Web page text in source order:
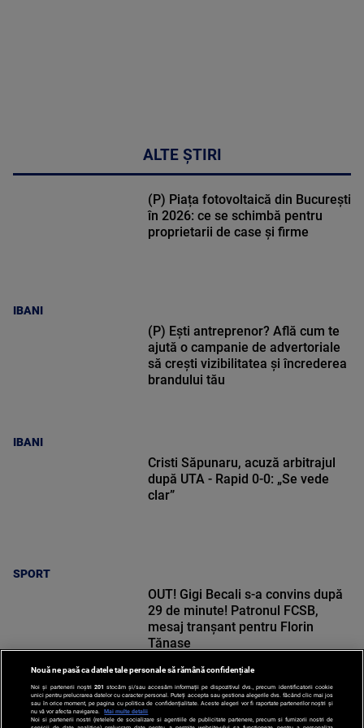
ALTE ȘTIRI
IBANI
(P) Piața fotovoltaică din București
în 2026: ce se schimbă pentru
proprietarii de case și firme
IBANI
(P) Ești antreprenor? Află cum te
ajută o campanie de advertoriale
să crești vizibilitatea și încrederea
brandului tău
SPORT
Cristi Săpunaru, acuză arbitrajul
după UTA - Rapid 0-0: „Se vede
clar”
SPORT
OUT! Gigi Becali s-a convins după
29 de minute! Patronul FCSB,
mesaj tranșant pentru Florin
Tănase
Nouă ne pasă ca datele tale personale să rămână confidențiale
Noi și partenerii noștri 201 stocăm și/sau accesăm informații pe dispozitivul dvs., precum identificatorii cookie
unici pentru prelucrarea datelor cu caracter personal. Puteți accepta sau gestiona alegerile dvs. făcând clic mai jos
sau în orice moment, pe pagina cu politica de confidențialitate. Aceste alegeri vor fi raportate partenerilor noștri și
nu vă vor afecta navigarea.
Mai multe detalii
Noi si partenerii nostri (retelele de socializare si agentiile de publicitate partenere, precum si furnizorii nostri de